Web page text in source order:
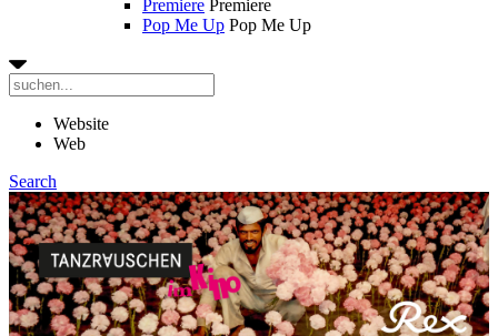
Premiere Premiere
Pop Me Up Pop Me Up
Website
Web
Search